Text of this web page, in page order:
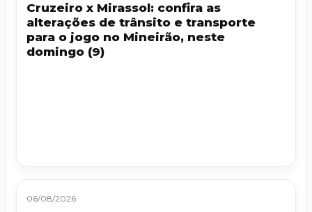
Cruzeiro x Mirassol: confira as
alterações de trânsito e transporte
para o jogo no Mineirão, neste
domingo (9)
06/08/2026